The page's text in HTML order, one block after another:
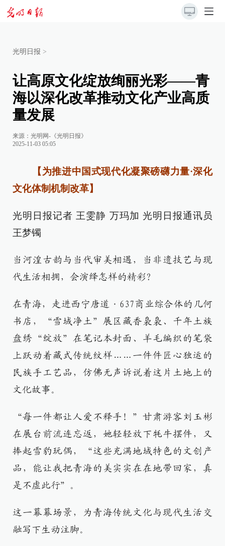
光明日报 >
让高原文化绽放绚丽光彩——青
海以深化改革推动文化产业高质
量发展
来源： 光明网-《光明日报》
2025-11-03 05:05
【为推进中国式现代化凝聚磅礴力量·深化
文化体制机制改革】
光明日报记者 王雯静 万玛加 光明日报通讯员
王梦镯
当河湟古韵与当代审美相遇，当非遗技艺与现
代生活相拥，会演绎怎样的精彩？
在青海，走进西宁唐道·637商业综合体的几何
书店，“雪域净土”展区藏香袅袅、千年土族
盘绣“绽放”在笔记本封面、羊毛编织的笔袋
上跃动着藏式传统纹样……一件件匠心独运的
民族手工艺品，仿佛无声诉说着这片土地上的
文化故事。
“每一件都让人爱不释手！”甘肃游客刘玉彬
在展台前流连忘返，她轻轻放下牦牛摆件，又
捧起雪豹玩偶，“这些充满地域特色的文创产
品，能让我把青海的美实实在在地带回家，真
是不虚此行”。
这一幕幕场景，为青海传统文化与现代生活交
融写下生动注脚。